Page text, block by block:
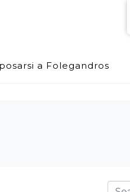
a Folegandros